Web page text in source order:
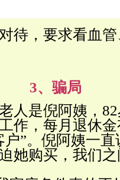
待，要求看血
3、骗局
人是倪阿姨，
作，每月退休
”。倪阿姨一
她购买，我们